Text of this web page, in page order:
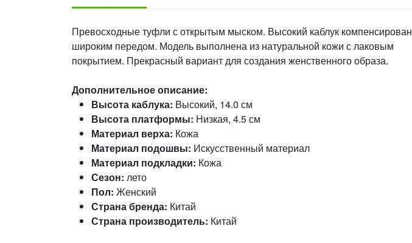
Превосходные туфли с открытым мыском. Высокий каблук компенсирован
широким передом. Модель выполнена из натуральной кожи с лаковым
покрытием. Прекрасный вариант для создания женственного образа.
Дополнительное описание:
Высота каблука: Высокий, 14.0 см
Высота платформы: Низкая, 4.5 см
Материал верха: Кожа
Материал подошвы: Искусственный материал
Материал подкладки: Кожа
Сезон: лето
Пол: Женский
Страна бренда: Китай
Страна производитель: Китай